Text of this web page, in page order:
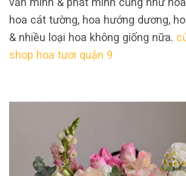
hoa cát tường, hoa hướng dương,
& nhiều loại hoa không giống nữa.
shop hoa tươi quận 9